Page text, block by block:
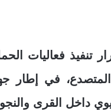
فعاليات
في إطار
داخل القرى